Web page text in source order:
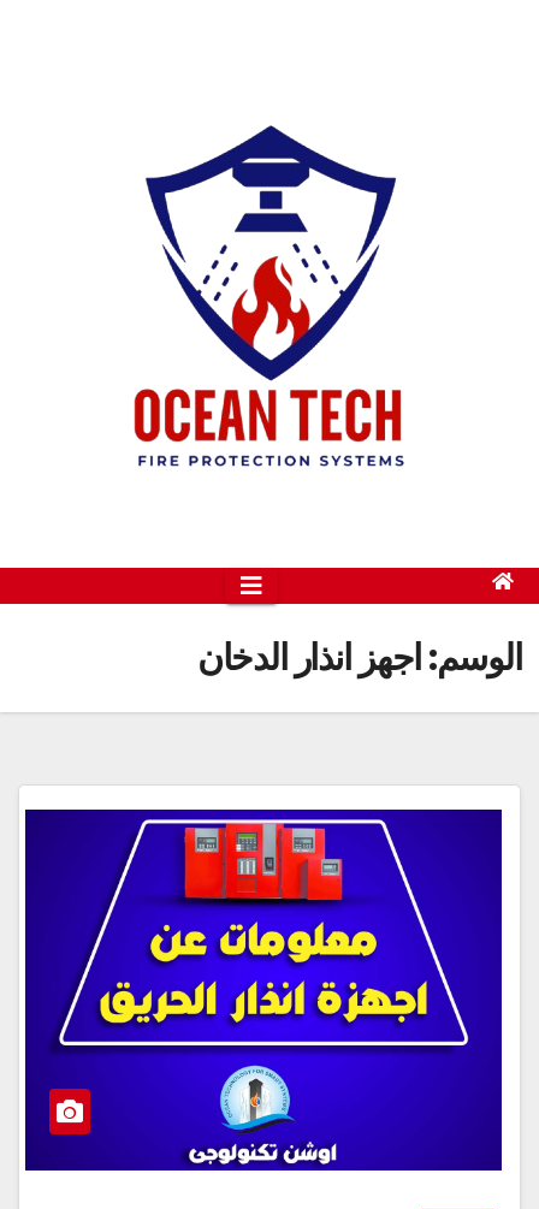
الوسم: اجهز انذار الدخان